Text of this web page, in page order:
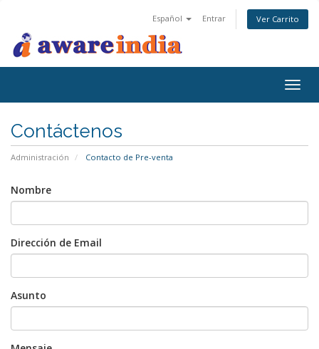
Español Entrar Ver Carrito
Contáctenos
Administración Contacto de Pre-venta
Nombre
Dirección de Email
Asunto